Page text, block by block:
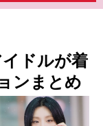
イドルが着
ンまとめ